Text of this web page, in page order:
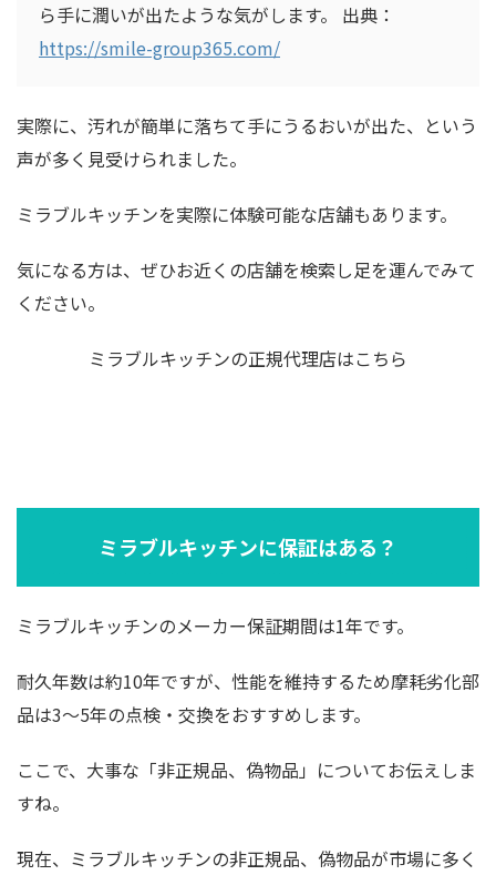
ら手に潤いが出たような気がします。 出典：
https://smile-group365.com/
実際に、汚れが簡単に落ちて手にうるおいが出た、という
声が多く見受けられました。
ミラブルキッチンを実際に体験可能な店舗もあります。
気になる方は、ぜひお近くの店舗を検索し足を運んでみて
ください。
ミラブルキッチンの正規代理店はこちら
ミラブルキッチンに保証はある？
ミラブルキッチンのメーカー保証期間は1年です。
耐久年数は約10年ですが、性能を維持するため摩耗劣化部
品は3〜5年の点検・交換をおすすめします。
ここで、大事な「非正規品、偽物品」についてお伝えしま
すね。
現在、ミラブルキッチンの非正規品、偽物品が市場に多く